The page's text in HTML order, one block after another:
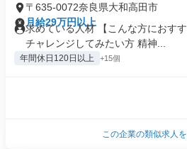
〒635-0072奈良県大和高田市
月給29万円以上
求めている人材 【こんな方におす
チャレンジしてみたい方 精神...
年間休日120日以上 +15個
この企業の類似求人